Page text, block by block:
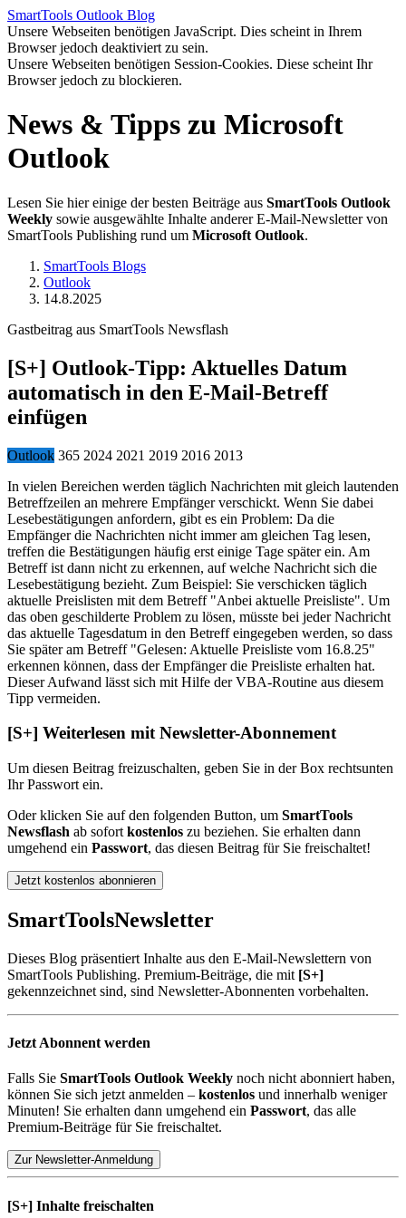
SmartTools Outlook Blog
Unsere Webseiten benötigen JavaScript. Dies scheint in Ihrem
Browser jedoch deaktiviert zu sein.
Unsere Webseiten benötigen Session-Cookies. Diese scheint Ihr
Browser jedoch zu blockieren.
News & Tipps zu Microsoft
Outlook
Lesen Sie hier einige der besten Beiträge aus SmartTools Outlook
Weekly sowie ausgewählte Inhalte anderer E-Mail-Newsletter von
SmartTools Publishing rund um Microsoft Outlook.
SmartTools Blogs
Outlook
14.8.2025
Gastbeitrag aus SmartTools Newsflash
[S+] Outlook-Tipp: Aktuelles Datum
automatisch in den E-Mail-Betreff
einfügen
Outlook 365 2024 2021 2019 2016 2013
In vielen Bereichen werden täglich Nachrichten mit gleich lautenden
Betreffzeilen an mehrere Empfänger verschickt. Wenn Sie dabei
Lesebestätigungen anfordern, gibt es ein Problem: Da die
Empfänger die Nachrichten nicht immer am gleichen Tag lesen,
treffen die Bestätigungen häufig erst einige Tage später ein. Am
Betreff ist dann nicht zu erkennen, auf welche Nachricht sich die
Lesebestätigung bezieht. Zum Beispiel: Sie verschicken täglich
aktuelle Preislisten mit dem Betreff "Anbei aktuelle Preisliste". Um
das oben geschilderte Problem zu lösen, müsste bei jeder Nachricht
das aktuelle Tagesdatum in den Betreff eingegeben werden, so dass
Sie später am Betreff "Gelesen: Aktuelle Preisliste vom 16.8.25"
erkennen können, dass der Empfänger die Preisliste erhalten hat.
Dieser Aufwand lässt sich mit Hilfe der VBA-Routine aus diesem
Tipp vermeiden.
[S+] Weiterlesen mit Newsletter-Abonnement
Um diesen Beitrag freizuschalten, geben Sie in der Box rechtsunten
Ihr Passwort ein.
Oder klicken Sie auf den folgenden Button, um SmartTools
Newsflash ab sofort kostenlos zu beziehen. Sie erhalten dann
umgehend ein Passwort, das diesen Beitrag für Sie freischaltet!
Jetzt kostenlos abonnieren
SmartToolsNewsletter
Dieses Blog präsentiert Inhalte aus den E-Mail-Newslettern von
SmartTools Publishing. Premium-Beiträge, die mit [S+]
gekennzeichnet sind, sind Newsletter-Abonnenten vorbehalten.
Jetzt Abonnent werden
Falls Sie SmartTools Outlook Weekly noch nicht abonniert haben,
können Sie sich jetzt anmelden – kostenlos und innerhalb weniger
Minuten! Sie erhalten dann umgehend ein Passwort, das alle
Premium-Beiträge für Sie freischaltet.
Zur Newsletter-Anmeldung
[S+] Inhalte freischalten